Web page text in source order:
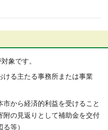
象です。
ける主たる事務所または事業
から経済的利益を受けること
附の見返りとして補助金を交付
る等）